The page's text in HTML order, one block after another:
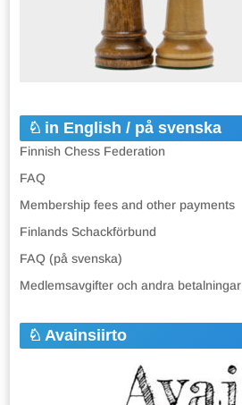
in English / på svenska
Finnish Chess Federation
FAQ
Membership fees and other payments
Finlands Schackförbund
FAQ (på svenska)
Medlemsavgifter och andra betalningar
Avainsiirto